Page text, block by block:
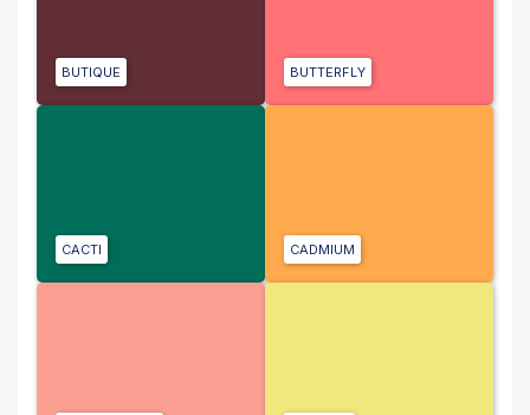
BUTIQUE BUTTERFLY
CACTI CADMIUM